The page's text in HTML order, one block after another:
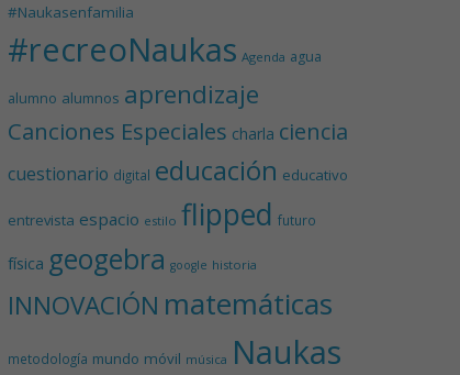
#Naukasenfamilia
#recreoNaukas Agenda agua
alumno alumnos aprendizaje
Canciones Especiales charla ciencia
cuestionario digital educación educativo
entrevista espacio estilo flipped futuro
física geogebra google historia
INNOVACIÓN matemáticas
metodología mundo móvil música Naukas